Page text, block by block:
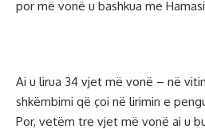
por më vonë u bashkua me
Ai u lirua 34 vjet më vonë – në
shkëmbimi që çoi në lirimin e
Por, vetëm tre vjet më vonë ai u